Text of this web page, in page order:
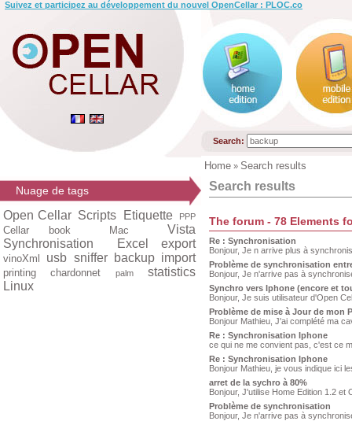
Suivez et participez au développement du nouvel OpenCellar : PLOC.co
Search:
Home » Search results
Nuage de tags
Open Cellar Scripts Etiquette PPP
Cellar book Mac
Vista
Synchronisation
Excel export
vinoXml usb sniffer backup import
printing chardonnet palm
statistics
Linux
Search results
The forum - 78 Elements
Re : Synchronisation
Bonjour, Je n arrive plus à
Problème de synchronisation
Bonjour, Je n'arrive pas à
Synchro vers Iphone (encore et
Bonjour, Je suis utilisateur d'Open
Problème de mise à Jour de mon
Bonjour Mathieu, J'ai complété ma
Re : Synchronisation Iphone
ce qui ne me convient pas, c'est ce
Re : Synchronisation Iphone
Bonjour Mathieu, je vous indique ici
arret de la sychro à 80%
Bonjour, J'utilise Home Edition 1.2
Problème de synchronisation
Bonjour, Je n'arrive pas à